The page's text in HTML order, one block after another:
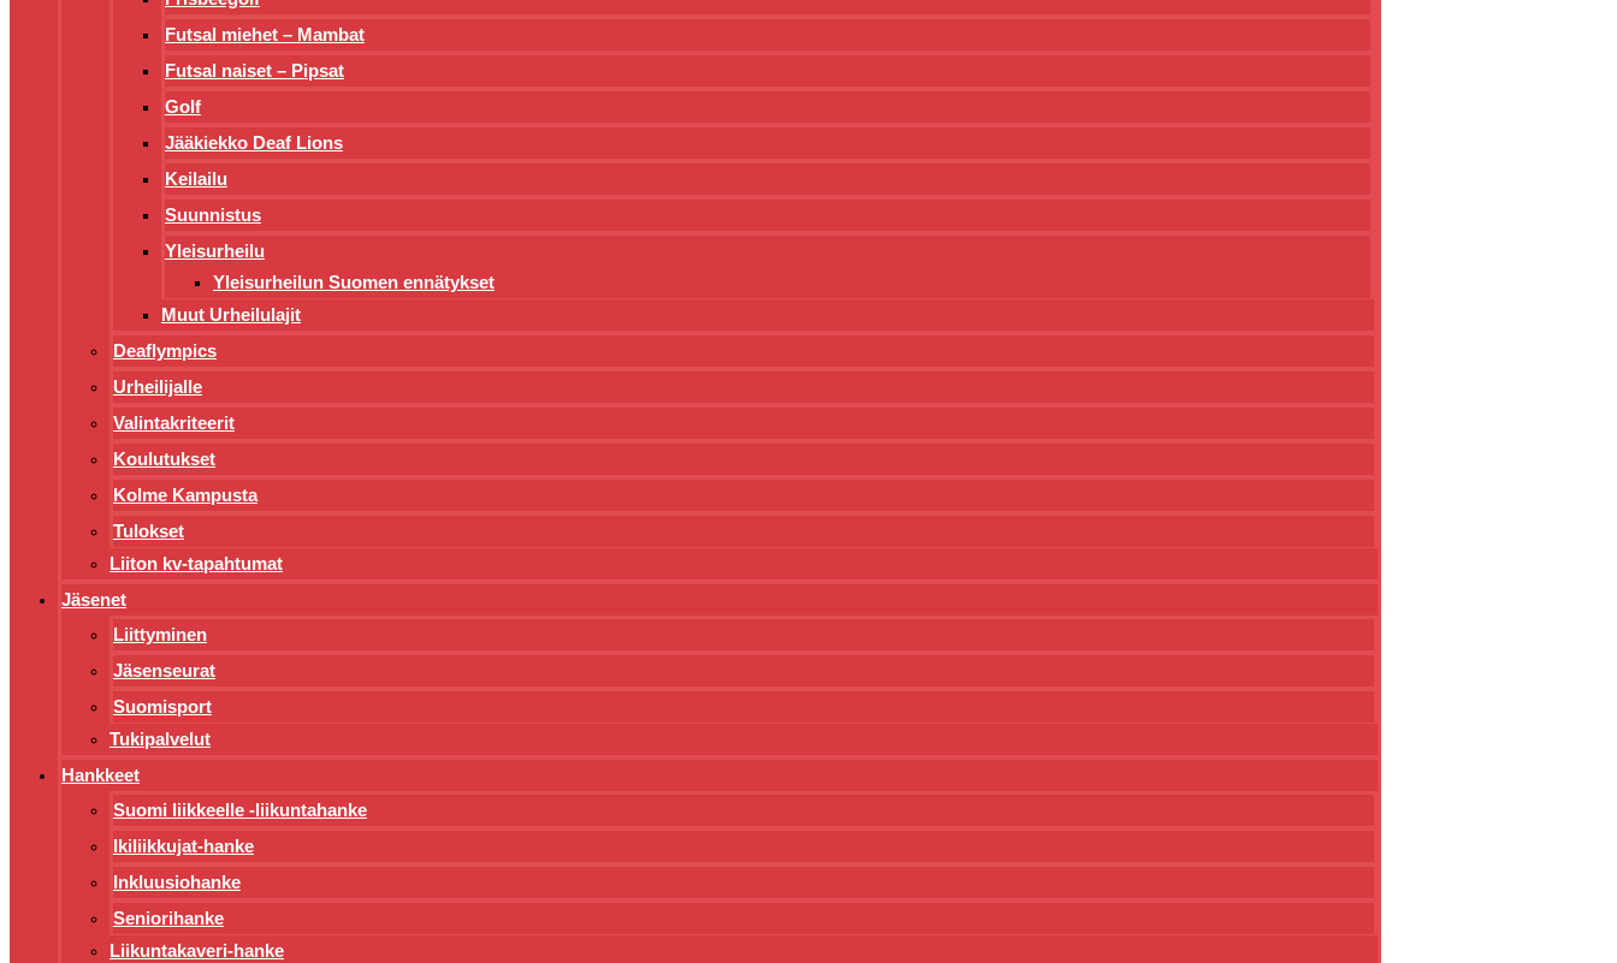
Futsal miehet – Mambat
Futsal naiset – Pipsat
Golf
Jääkiekko Deaf Lions
Keilailu
Suunnistus
Yleisurheilu
Yleisurheilun Suomen ennätykset
Muut Urheilulajit
Deaflympics
Urheilijalle
Valintakriteerit
Koulutukset
Kolme Kampusta
Tulokset
Liiton kv-tapahtumat
Jäsenet
Liittyminen
Jäsenseurat
Suomisport
Tukipalvelut
Hankkeet
Suomi liikkeelle -liikuntahanke
Ikiliikkujat-hanke
Inkluusiohanke
Seniorihanke
Liikuntakaveri-hanke